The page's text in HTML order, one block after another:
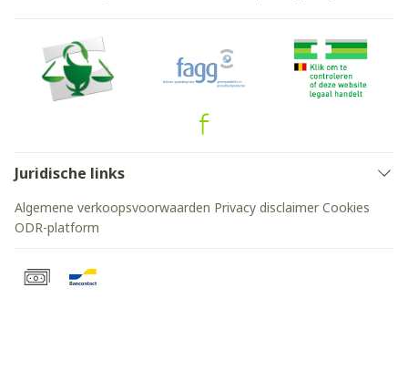
Juridische links
Algemene verkoopsvoorwaarden Privacy disclaimer Cookies
ODR-platform